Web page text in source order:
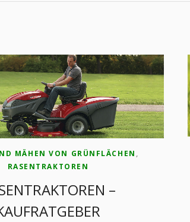
MÄHEN VON GRÜNFLÄCHEN ,
RASENTRAKTOREN
–